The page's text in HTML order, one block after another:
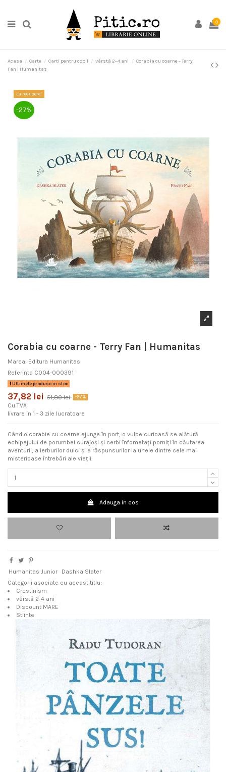
0
Acasa Carte Carti pentru copii vârstă 2-4 ani
Corabia cu coarne - Terry
Fan | Humanitas
La reducere!
-27%
Corabia cu coarne - Terry Fan | Humanitas
Marca: Editura Humanitas
Referinta C004-000391
Ultimele produse in stoc
37,82 lei 51,80 lei -27%
Cu TVA
livrare in 1 - 3 zile lucratoare
Când o corabie cu coarne ajunge în port, o vulpe curioasă se alătură
echipajului de porumbei curajoși și cerbi înfometați porniți în căutarea
aventurii, a ierburilor dulci și a răspunsurilor la unele dintre cele mai
misterioase întrebări ale vieții.
Adauga in cos
Humanitas Junior
Dashka Slater
Categorii asociate cu aceast titlu:
Crestinism
vârstă 2-4 ani
Discount MARE
Stiinte